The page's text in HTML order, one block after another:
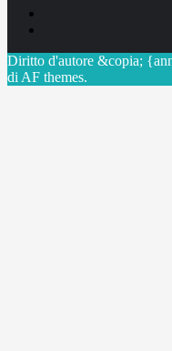
Diritto d'autore &copia;
di AF themes.